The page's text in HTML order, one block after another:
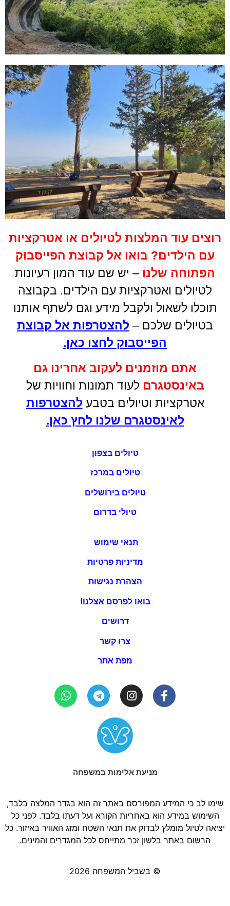
שוויצריה הקטנה פארק הכרמל –
שבת 27.12
ההרשמה פתוחה
יער קרן הכרמל – שבת
17.01
בקרוב תפתח ההרשמה
לחץ כאן
רוצים עוד המלצות לטיולים או אטרקציות
עם הילדים? בואו אל קבוצת הפייסבוק
הפתוחה שלנו – יש שם עוד המון רעיונות
לטיולים ואטרקציות עם הילדים. בקבוצה
תוכלו לשאול ולקבל מידע וגם לשתף אותנו
בטיולים שלכם – להצטרפות אל קבוצת
הפייסבוק לחצו כאן.
אתם מוזמנים לעקוב אחרינו גם
באינסטגרם לעוד תמונות וחוויות של
אטרקציות וטיולים בטבע להצטרפות
לאינסטגרם שלנו לחץ כאן.
טיולים בצפון
טיולים במרכז
טיולים בירושלים
טיולי בדרום
תנאי שימוש
מדיניות פרטיות
הצהרת נגישות
בואו לפרסם אצלנו!
דרושים
צרו קשר
מפת אתר
מניעת אלימות במשפחה
שימו לב כי המידע המפורסם באתר זה הוא בגדר המלצה בלבד,
השימוש במידע הוא באחריות הקורא ועל דעתו בלבד. לפני כל
יציאה לטיול מומלץ לבדוק את תנאי השטח ומזג האוויר באיזור. כל
הרשום באתר בלשון זכר מתייחס לכל המגדרים והמינים.
© בשביל המשפחה 2026